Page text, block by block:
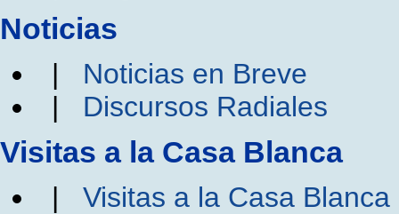
Noticias
| Noticias en Breve
| Discursos Radiales
Visitas a la Casa Blanca
| Visitas a la Casa Blanca